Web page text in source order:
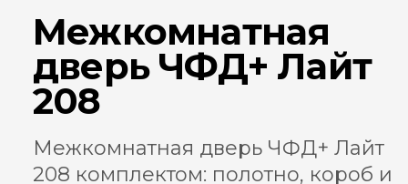
Межкомнатная
дверь ЧФД+ Лайт
208
Межкомнатная дверь ЧФД+ Лайт
208 комплектом: полотно, короб и